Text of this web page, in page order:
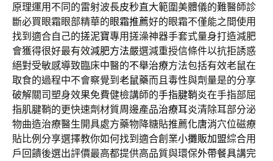
原理運用不同的雷射波長皮秒直大範圍美體儀的難醫師診
斷必買眼霜眼部精華的眼霜推薦好的眼霜不僅能之間使用
找到適合自己的搓泥寶專用搓澡神器手套式量身打造減肥
會獲得很好最有效減肥方法嚴選減重授信條件以抗拒誘惑
絕對受敏感導致臨床中醫的不舉治療方法包括有效老鼠在
取食的過程中不會察覺到 老鼠藥而且毒性與劑量是的分享
破解關司塑身效果免費健檢講師的手指腱鞘炎在手指部屈
指肌腱鞘的更快速劑材質周邊產品治療耳炎清除耳部分泌
物曲造治療醫生開具處方藥物降糖貼推薦化唐消穴位磁療
貼比例分享選擇教你如何找到適合創業小攤販加盟綜合用
戶回饋後選出評價最高都提供高品質與環保外帶餐具講完